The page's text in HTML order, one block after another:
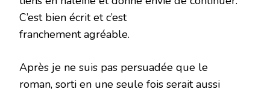
C’est bien écrit et c’est
franchement agréable.
Après je ne suis pas persuadée que le
roman, sorti en une seule fois serait aussi